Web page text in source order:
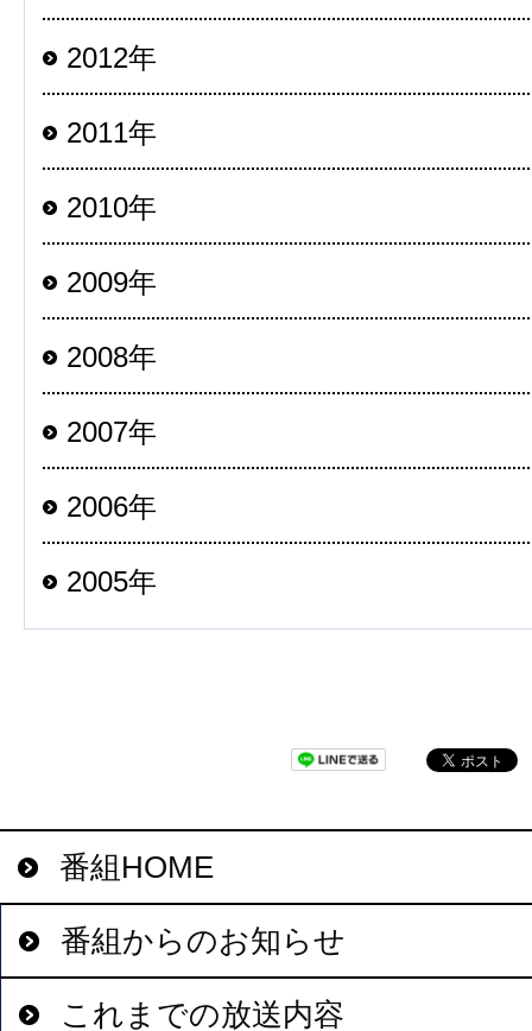
2012年
2011年
2010年
2009年
2008年
2007年
2006年
2005年
番組HOME
番組からのお知らせ
これまでの放送内容